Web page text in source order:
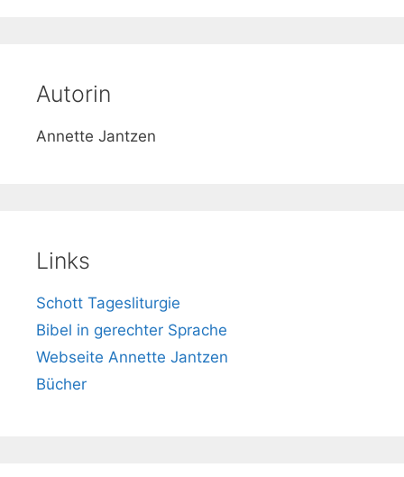
Autorin
Annette Jantzen
Links
Schott Tagesliturgie
Bibel in gerechter Sprache
Webseite Annette Jantzen
Bücher